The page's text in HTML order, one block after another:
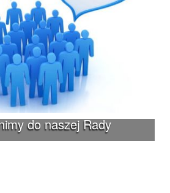
do naszej Rady